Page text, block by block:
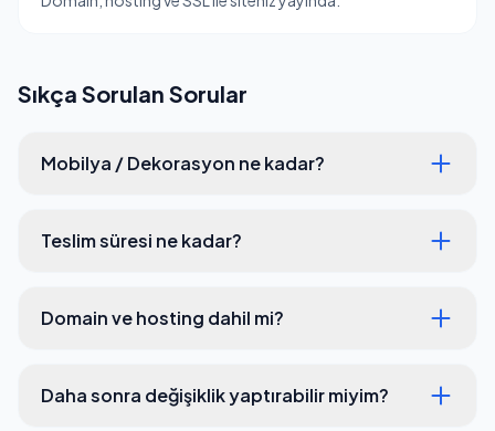
Sıkça Sorulan Sorular
Mobilya / Dekorasyon ne kadar?
Teslim süresi ne kadar?
Domain ve hosting dahil mi?
Daha sonra değişiklik yaptırabilir miyim?